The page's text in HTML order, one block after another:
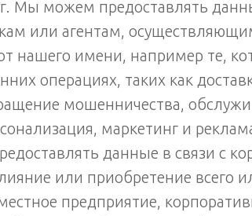
Мы можем предоставлять
или агентам,
нашего имени, например те,
операциях, таких как
мошенничества,
маркетинг и
данные в связи с
или приобретение всего
предприятие,